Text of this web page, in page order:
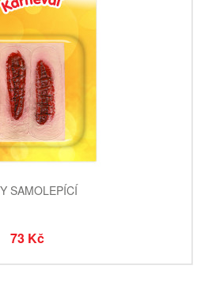
SAMOLEPÍCÍ
73 Kč